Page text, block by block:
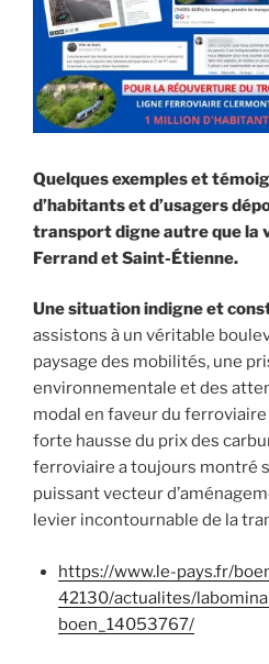
Quelques exemples et
d’habitants et d’usagers
transport digne autre que la
Ferrand et Saint-Étienne.
Une situation indigne et
assistons à un véritable
paysage des mobilités, une
environnementale et des
modal en faveur du
forte hausse du prix des
ferroviaire a toujours montré
puissant vecteur
levier incontournable de la
https://www.le-pays.fr/
42130/actualites/
boen_14053767/